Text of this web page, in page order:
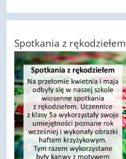
Spotkania z rękodziełem